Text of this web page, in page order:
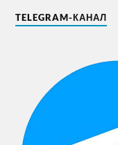
TELEGRAM-КАНАЛ